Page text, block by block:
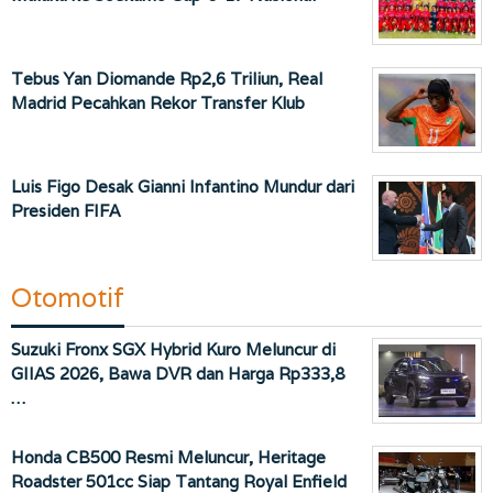
Tebus Yan Diomande Rp2,6 Triliun, Real
Madrid Pecahkan Rekor Transfer Klub
Luis Figo Desak Gianni Infantino Mundur dari
Presiden FIFA
Otomotif
Suzuki Fronx SGX Hybrid Kuro Meluncur di
GIIAS 2026, Bawa DVR dan Harga Rp333,8
…
Honda CB500 Resmi Meluncur, Heritage
Roadster 501cc Siap Tantang Royal Enfield